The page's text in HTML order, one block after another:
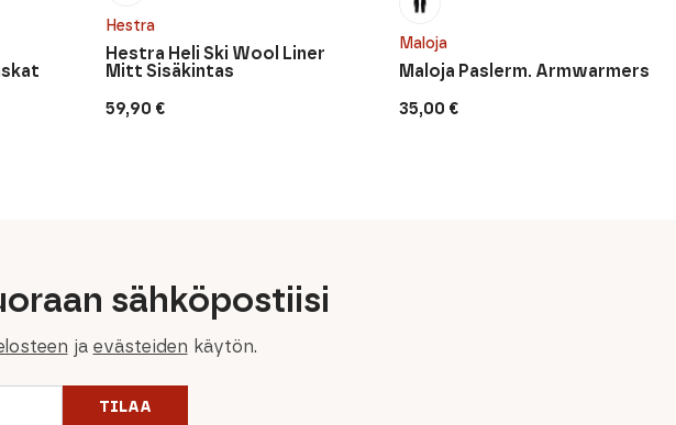
Hestra
59,90 €
Hestra Heli Ski Wool Liner
Mitt Sisäkintas
Maloja
35,00 €
Maloja Paslerm. Armwarmers
sähköpostiisi
ja evästeiden käytön.
TILAA